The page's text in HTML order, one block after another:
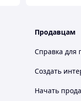
Продавцам
Справка для
Создать
Начать